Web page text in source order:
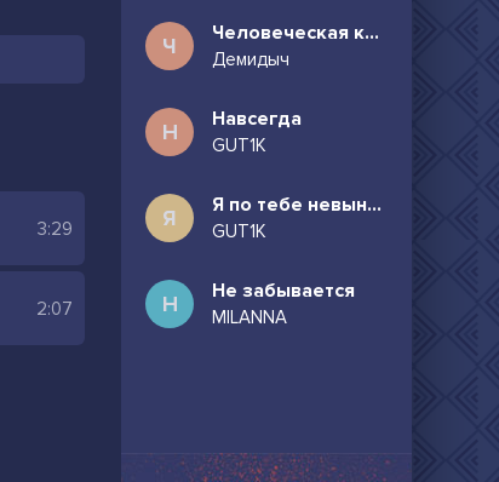
3:29
2:07
Ч Человеческая комедия
Демидыч
Н Навсегда
GUT1K
Я Я по тебе невыносимо скучаю
GUT1K
Н Не забывается
MILANNA